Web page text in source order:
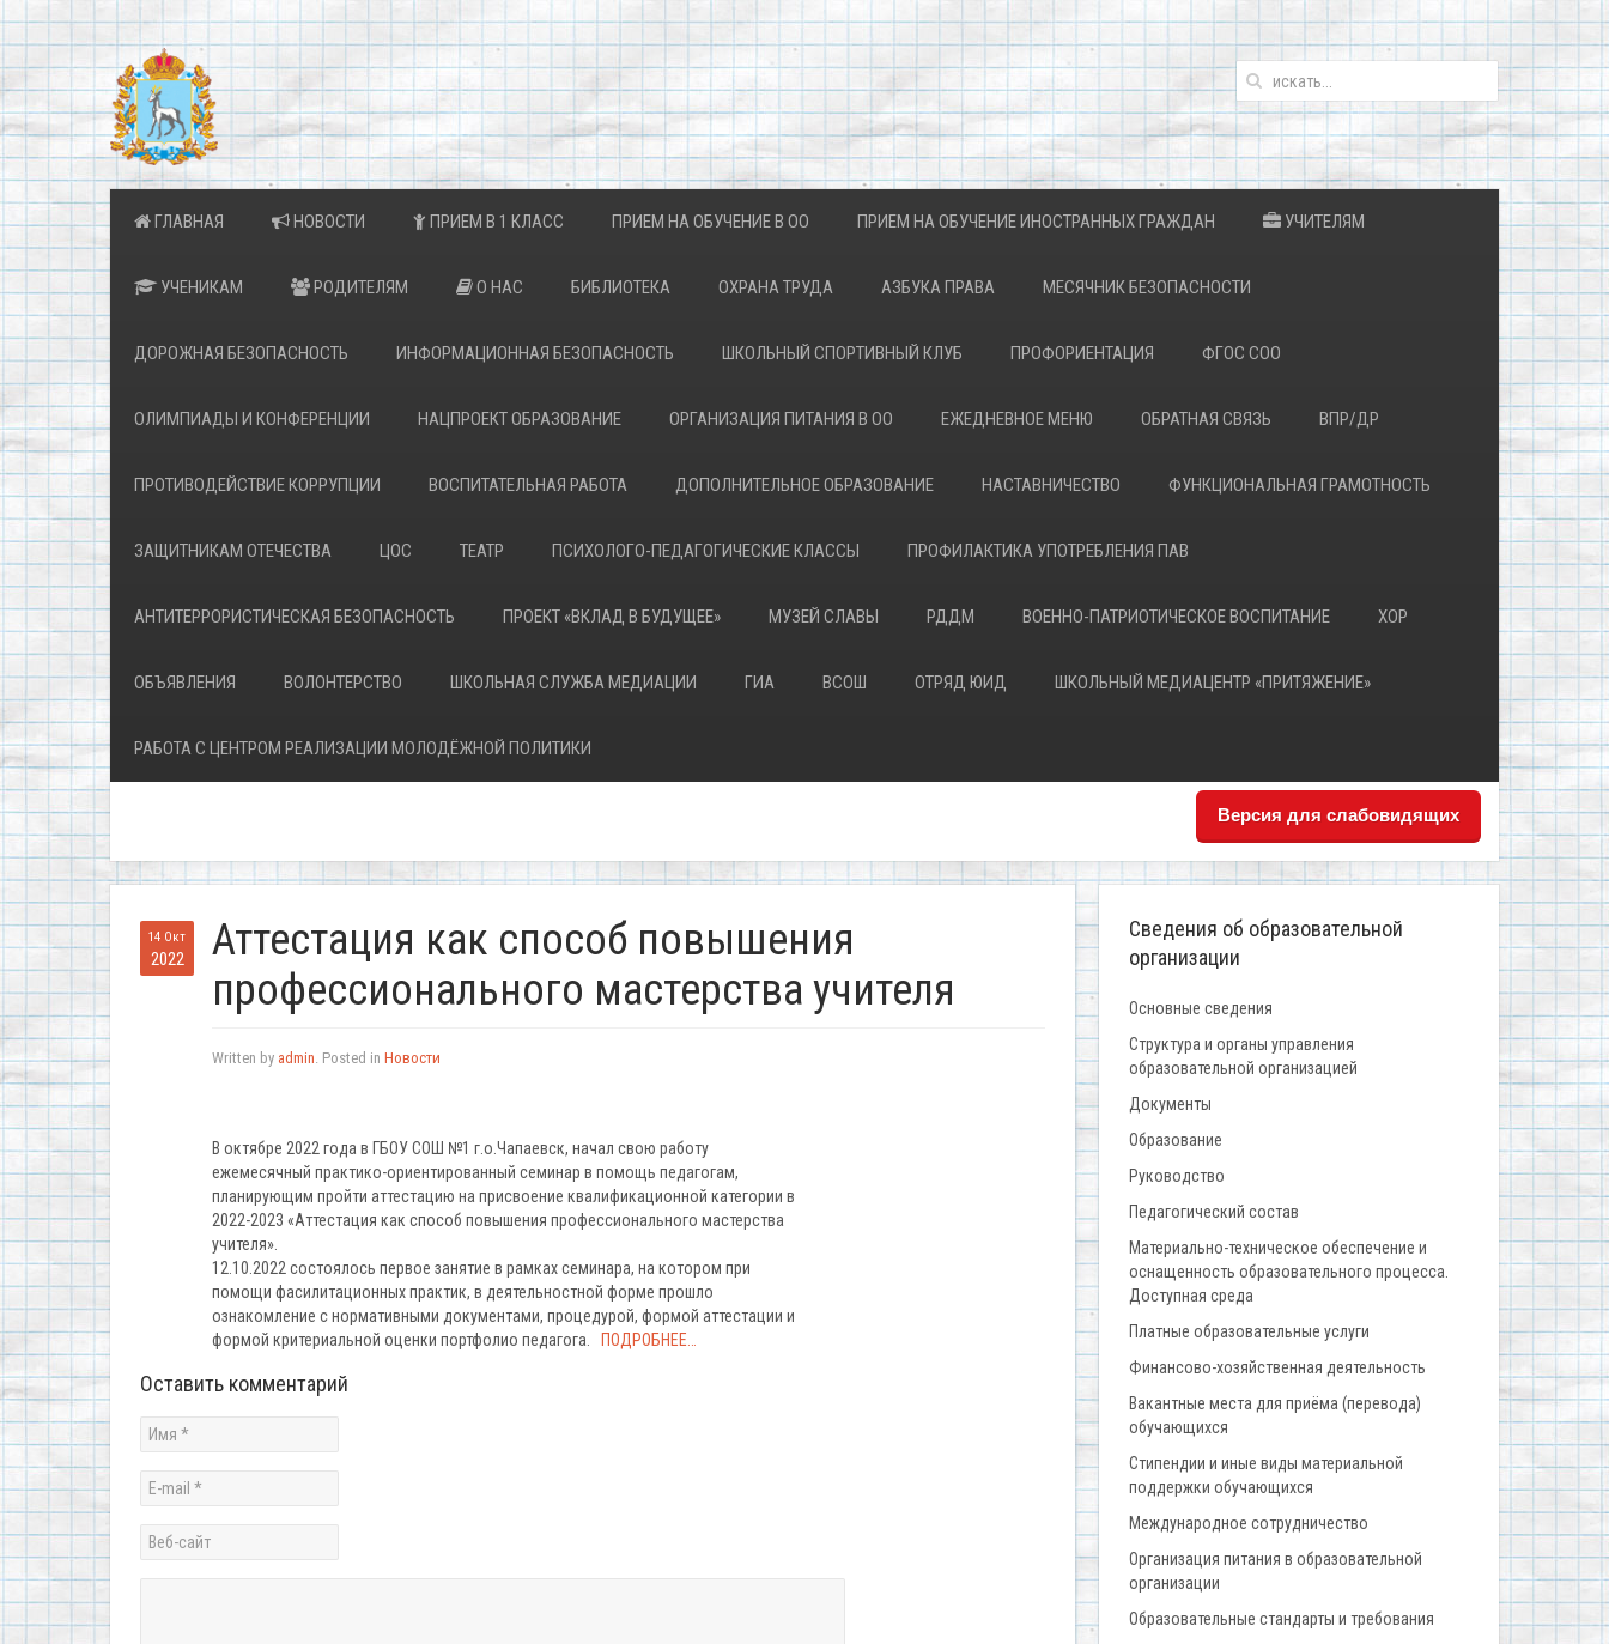
ГЛАВНАЯ НОВОСТИ ПРИЕМ В 1 КЛАСС ПРИЕМ НА ОБУЧЕНИЕ В ОО ПРИЕМ НА ОБУЧЕНИЕ ИНОСТРАННЫХ ГРАЖДАН УЧИТЕЛЯМ
УЧЕНИКАМ РОДИТЕЛЯМ О НАС БИБЛИОТЕКА ОХРАНА ТРУДА АЗБУКА ПРАВА МЕСЯЧНИК БЕЗОПАСНОСТИ
ДОРОЖНАЯ БЕЗОПАСНОСТЬ ИНФОРМАЦИОННАЯ БЕЗОПАСНОСТЬ ШКОЛЬНЫЙ СПОРТИВНЫЙ КЛУБ ПРОФОРИЕНТАЦИЯ ФГОС СОО
ОЛИМПИАДЫ И КОНФЕРЕНЦИИ НАЦПРОЕКТ ОБРАЗОВАНИЕ ОРГАНИЗАЦИЯ ПИТАНИЯ В ОО ЕЖЕДНЕВНОЕ МЕНЮ ОБРАТНАЯ СВЯЗЬ ВПР/ДР
ПРОТИВОДЕЙСТВИЕ КОРРУПЦИИ ВОСПИТАТЕЛЬНАЯ РАБОТА ДОПОЛНИТЕЛЬНОЕ ОБРАЗОВАНИЕ НАСТАВНИЧЕСТВО ФУНКЦИОНАЛЬНАЯ ГРАМОТНОСТЬ
ЗАЩИТНИКАМ ОТЕЧЕСТВА ЦОС ТЕАТР ПСИХОЛОГО-ПЕДАГОГИЧЕСКИЕ КЛАССЫ ПРОФИЛАКТИКА УПОТРЕБЛЕНИЯ ПАВ
АНТИТЕРРОРИСТИЧЕСКАЯ БЕЗОПАСНОСТЬ ПРОЕКТ «ВКЛАД В БУДУЩЕЕ» МУЗЕЙ СЛАВЫ РДДМ ВОЕННО-ПАТРИОТИЧЕСКОЕ ВОСПИТАНИЕ ХОР
ОБЪЯВЛЕНИЯ ВОЛОНТЕРСТВО ШКОЛЬНАЯ СЛУЖБА МЕДИАЦИИ ГИА ВСОШ ОТРЯД ЮИД ШКОЛЬНЫЙ МЕДИАЦЕНТР «ПРИТЯЖЕНИЕ»
РАБОТА С ЦЕНТРОМ РЕАЛИЗАЦИИ МОЛОДЁЖНОЙ ПОЛИТИКИ
Версия для слабовидящих
14 Окт
2022
Аттестация как способ повышения
профессионального мастерства учителя
Written by admin. Posted in Новости
В октябре 2022 года в ГБОУ СОШ №1 г.о.Чапаевск, начал свою работу
ежемесячный практико-ориентированный семинар в помощь педагогам,
планирующим пройти аттестацию на присвоение квалификационной категории в
2022-2023 «Аттестация как способ повышения профессионального мастерства
учителя».
12.10.2022 состоялось первое занятие в рамках семинара, на котором при
помощи фасилитационных практик, в деятельностной форме прошло
ознакомление с нормативными документами, процедурой, формой аттестации и
формой критериальной оценки портфолио педагога.
ПОДРОБНЕЕ…
Оставить комментарий
Сведения об образовательной
организации
Основные сведения
Структура и органы управления
образовательной организацией
Документы
Образование
Руководство
Педагогический состав
Материально-техническое обеспечение и
оснащенность образовательного процесса.
Доступная среда
Платные образовательные услуги
Финансово-хозяйственная деятельность
Вакантные места для приёма (перевода)
обучающихся
Стипендии и иные виды материальной
поддержки обучающихся
Международное сотрудничество
Организация питания в образовательной
организации
Образовательные стандарты и требования